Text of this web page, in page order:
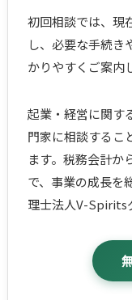
初回相談では、現
し、必要な手続き
かりやすくご案内
起業・経営に関す
門家に相談するこ
ます。税務会計か
で、事業の成長を
理士法人V-Spirits